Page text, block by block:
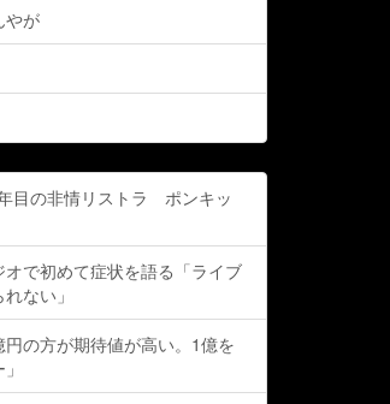
やが
目の非情リストラ ポンキッ
オで初めて症状を語る「ライブ
ない」
の方が期待値が高い。1億を